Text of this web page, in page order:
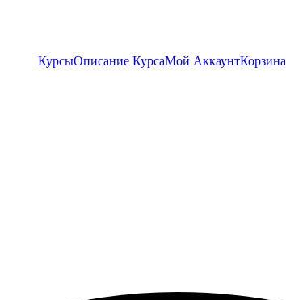
КурсыОписание КурсаМой АккаунтКорзина